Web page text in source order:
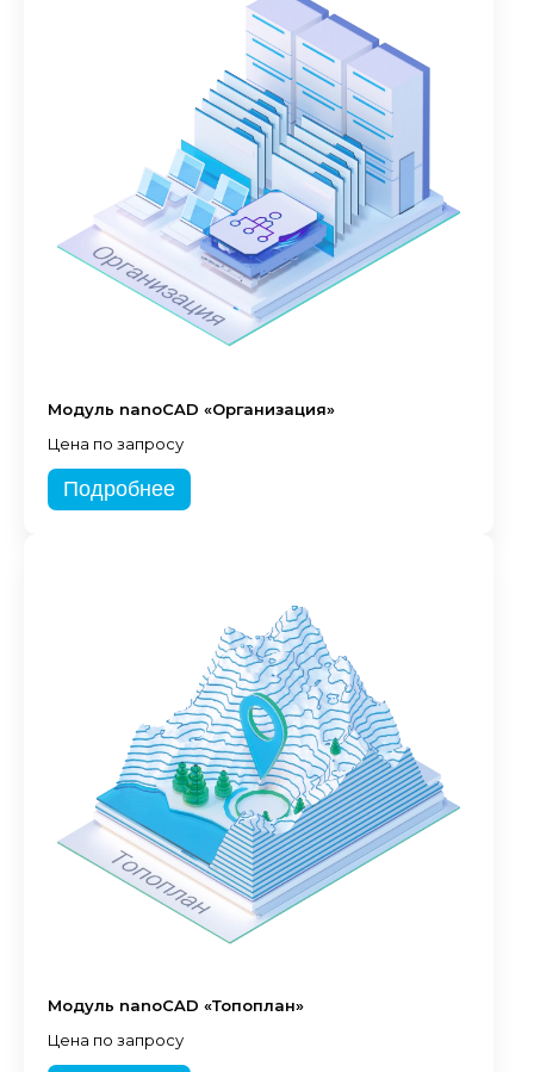
Модуль nanoCAD «Организация»
Цена по запросу
Подробнее
Модуль nanoCAD «Топоплан»
Цена по запросу